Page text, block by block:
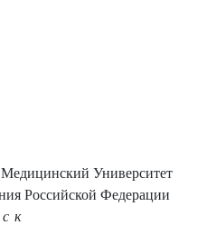
Университет
Российской Федерации